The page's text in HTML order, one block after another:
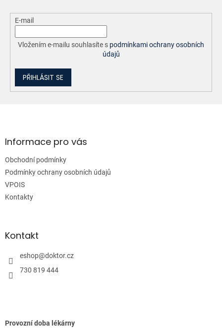
E-mail
Vložením e-mailu souhlasíte s podmínkami ochrany osobních
údajů
PŘIHLÁSIT SE
aInformace pro vás
Obchodní podmínky
Podmínky ochrany osobních údajů
VPOIS
Kontakty
Kontakt
eshop@doktor.cz
730 819 444
Provozní doba lékárny